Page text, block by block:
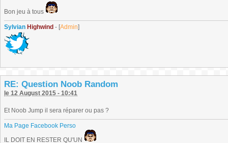
Bon jeu à tous
Sylvian Highwind - [Admin]
RE: Question Noob Random
le 12 August 2015 - 10:41
Et Noob Jump il sera réparer ou pas ?
Ma Page Facebook Perso
IL DOIT EN RESTER QU'UN